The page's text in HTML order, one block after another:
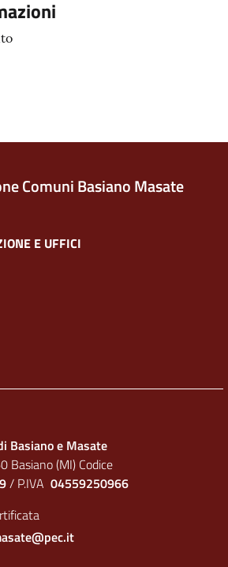
Comuni Basiano Masate
E UFFICI
Basiano e Masate
Basiano (MI) Codice
/ P.IVA 04559250966